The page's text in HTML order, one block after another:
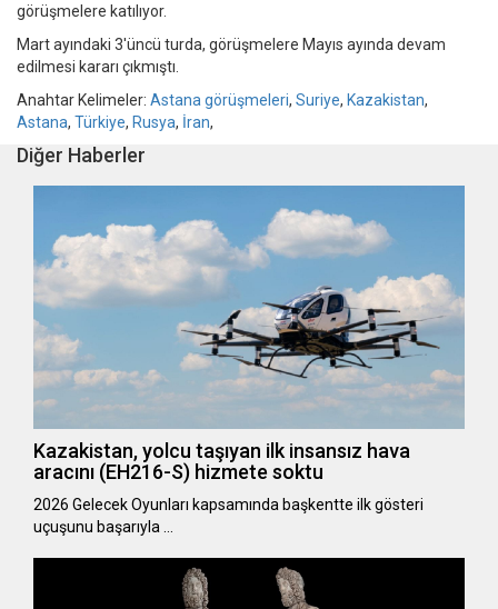
görüşmelere katılıyor.
Mart ayındaki 3'üncü turda, görüşmelere Mayıs ayında devam
edilmesi kararı çıkmıştı.
Anahtar Kelimeler: Astana görüşmeleri, Suriye, Kazakistan,
Astana, Türkiye, Rusya, İran,
Diğer Haberler
Kazakistan, yolcu taşıyan ilk insansız hava
aracını (EH216-S) hizmete soktu
2026 Gelecek Oyunları kapsamında başkentte ilk gösteri
uçuşunu başarıyla …